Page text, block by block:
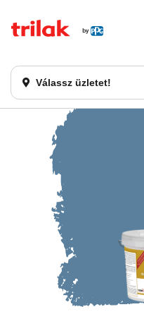
Válassz üzletet!
Fontos tájékoztatás!